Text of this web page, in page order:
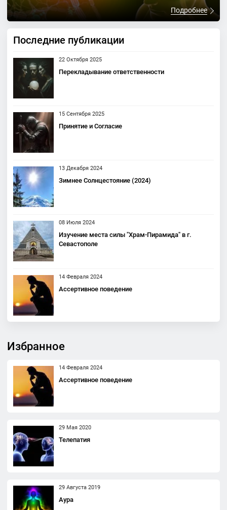
Подробнее
Последние публикации
22 Октября 2025
Перекладывание ответственности
15 Сентября 2025
Принятие и Согласие
13 Декабря 2024
Зимнее Солнцестояние (2024)
08 Июля 2024
Изучение места силы "Храм-Пирамида" в г.
Севастополе
14 Февраля 2024
Ассертивное поведение
Избранное
14 Февраля 2024
Ассертивное поведение
29 Мая 2020
Телепатия
29 Августа 2019
Аура